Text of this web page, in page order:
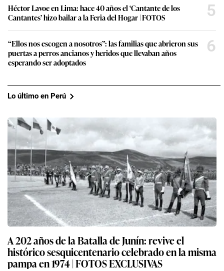
Héctor Lavoe en Lima: hace 40 años el ‘Cantante de los
Cantantes’ hizo bailar a la Feria del Hogar | FOTOS
5
“Ellos nos escogen a nosotros”: las familias que abrieron sus
puertas a perros ancianos y heridos que llevaban años
esperando ser adoptados
6
Lo último en Perú
A 202 años de la Batalla de Junín: revive el
histórico sesquicentenario celebrado en la misma
pampa en 1974 | FOTOS EXCLUSIVAS